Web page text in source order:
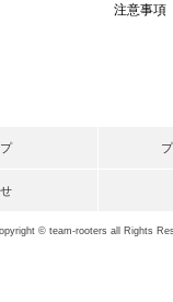
注意事項
© team-rooters all Rights